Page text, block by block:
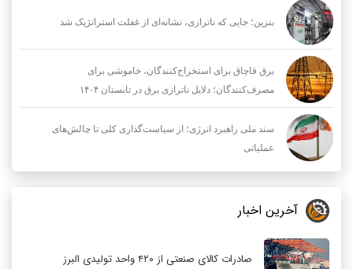
بنزین؛ جایی که ناترازی، نشانه‌ای از غفلت استراتژیک شد
برق قاچاق برای استخراج‌کنندگان، خاموشی برای
مصرف‌کنندگان؛ دلایل ناترازی برق در تابستان ۱۴۰۴
سند ملی راهبرد انرژی؛ از سیاست‌گذاری کلی تا چالش‌های
عملیاتی
آخرین اخبار
صادرات کالای صنعتی از ۴۲۰ واحد تولیدی البرز